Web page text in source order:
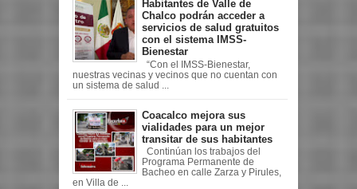
Habitantes de Valle de
Chalco podrán acceder a
servicios de salud gratuitos
con el sistema IMSS-
Bienestar
“Con el IMSS-Bienestar,
nuestras vecinas y vecinos que no cuentan con
un sistema de salud ...
Coacalco mejora sus
vialidades para un mejor
transitar de sus habitantes
Continúan los trabajos del
Programa Permanente de
Bacheo en calle Zarza y Pirules,
en Villa de ...